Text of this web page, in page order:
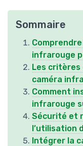
Sommaire
infrarouge
Les critères
caméra
Comment
infrarouge
Sécurité et
l’utilisation
Intégrer la